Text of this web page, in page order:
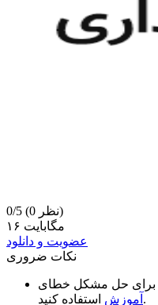
0/5
(0 نظر)
۱۶ مگابایت
عضویت و دانلود
نکات ضروری
آموزش استفاده کنید.